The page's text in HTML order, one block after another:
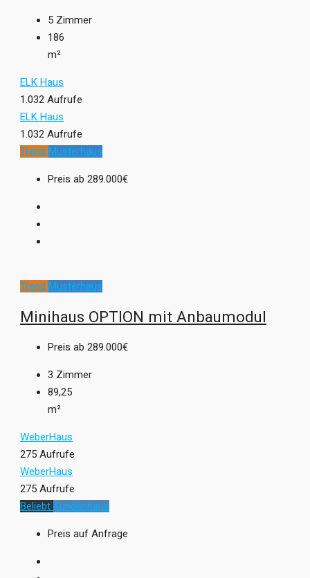
5 Zimmer
186
m²
ELK Haus
1.032 Aufrufe
ELK Haus
1.032 Aufrufe
Trend Musterhaus
Preis ab 289.000€
Trend Musterhaus
Minihaus OPTION mit Anbaumodul
Preis ab 289.000€
3 Zimmer
89,25
m²
WeberHaus
275 Aufrufe
WeberHaus
275 Aufrufe
Beliebt Kundenhaus
Preis auf Anfrage